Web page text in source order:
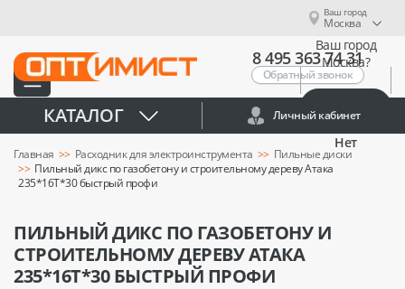
Ваш город
Москва
Ваш город
Москва?
Нет
8 495 363 74 31
Обратный звонок
КАТАЛОГ Личный кабинет
Главная Расходник для электроинструмента
Пильные диски
Пильный дикс по газобетону и строительному дереву Атака
235*16T*30 быстрый профи
ПИЛЬНЫЙ ДИКС ПО ГАЗОБЕТОНУ И
СТРОИТЕЛЬНОМУ ДЕРЕВУ АТАКА
235*16T*30 БЫСТРЫЙ ПРОФИ